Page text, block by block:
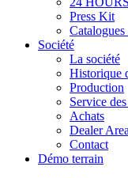
Press Kit
Société
La société
Historique
Production
Service
Achats
Dealer Area
Contact
Démo terrain